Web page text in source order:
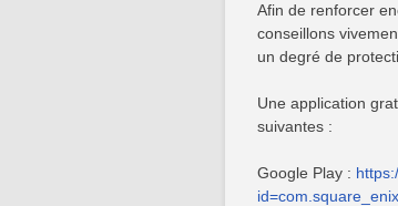
Afin de renforcer
conseillons
un degré de
Une application
suivantes :
Google Play :